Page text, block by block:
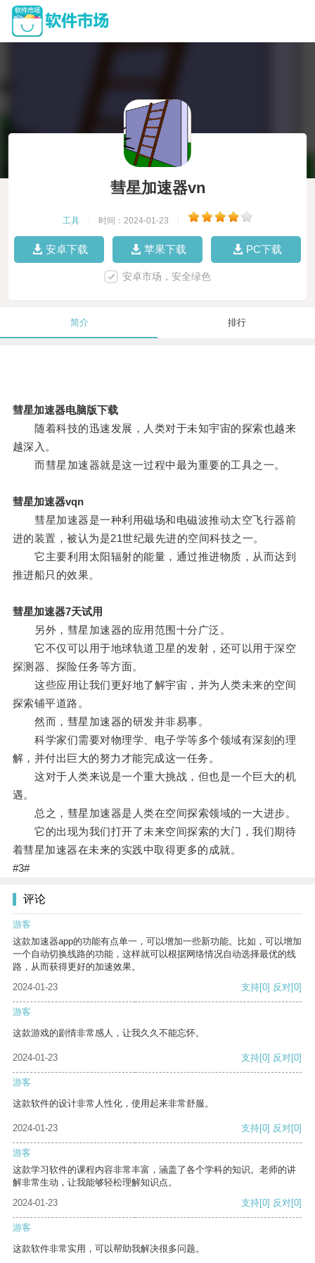
彗星加速器vn
工具 时间：2024-01-23
安卓下载 苹果下载 PC下载
安卓市场，安全绿色
简介 排行
彗星加速器电脑版下载
随着科技的迅速发展，人类对于未知宇宙的探索也越来
越深入。
而彗星加速器就是这一过程中最为重要的工具之一。
彗星加速器vqn
彗星加速器是一种利用磁场和电磁波推动太空飞行器前
进的装置，被认为是21世纪最先进的空间科技之一。
它主要利用太阳辐射的能量，通过推进物质，从而达到
推进船只的效果。
彗星加速器7天试用
另外，彗星加速器的应用范围十分广泛。
它不仅可以用于地球轨道卫星的发射，还可以用于深空
探测器、探险任务等方面。
这些应用让我们更好地了解宇宙，并为人类未来的空间
探索铺平道路。
然而，彗星加速器的研发并非易事。
科学家们需要对物理学、电子学等多个领域有深刻的理
解，并付出巨大的努力才能完成这一任务。
这对于人类来说是一个重大挑战，但也是一个巨大的机
遇。
总之，彗星加速器是人类在空间探索领域的一大进步。
它的出现为我们打开了未来空间探索的大门，我们期待
着彗星加速器在未来的实践中取得更多的成就。
#3#
评论
游客
这款加速器app的功能有点单一，可以增加一些新功能。比如，可以增加
一个自动切换线路的功能，这样就可以根据网络情况自动选择最优的线
路，从而获得更好的加速效果。
2024-01-23
支持[0] 反对[0]
游客
这款游戏的剧情非常感人，让我久久不能忘怀。
2024-01-23 支持[0] 反对[0]
游客
这款软件的设计非常人性化，使用起来非常舒服。
2024-01-23 支持[0] 反对[0]
游客
这款学习软件的课程内容非常丰富，涵盖了各个学科的知识。老师的讲
解非常生动，让我能够轻松理解知识点。
2024-01-23
支持[0] 反对[0]
游客
这款软件非常实用，可以帮助我解决很多问题。